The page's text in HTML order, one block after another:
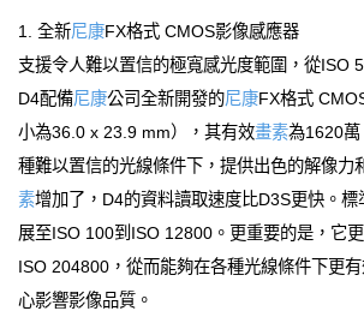
1. 全新尼康FX格式 CMOS影像感應器
支援令人難以置信的極寬感光度範圍，從ISO
D4配備尼康公司全新開發的尼康FX格式
小為36.0 x 23.9 mm），其有效畫素為1620
種難以置信的光線條件下，提供出色的解像力
素增加了，D4的資料讀取速度比D3S更快。
展至ISO 100到ISO 12800。更重要的是，它
ISO 204800，從而能夠在各種光線條件下更
心影響影像品質。